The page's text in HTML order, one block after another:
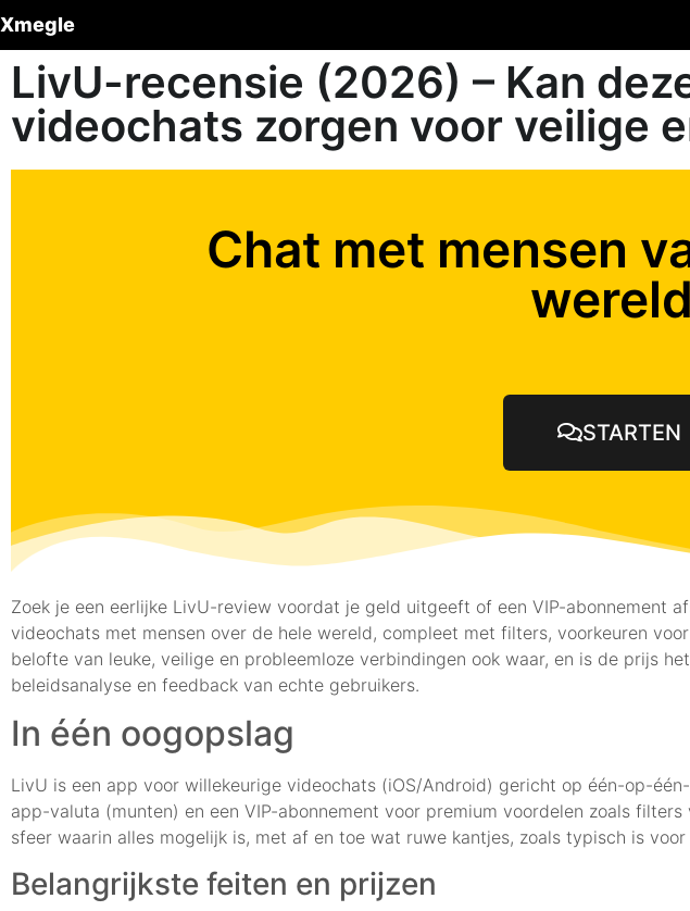
Xmegle
LivU-recensie (2026) – Kan
videochats zorgen voor veilige
Chat met mensen
STARTEN
Zoek je een eerlijke LivU-review voordat je geld uitgeeft of een VIP-abonnement
videochats met mensen over de hele wereld, compleet met filters, voorkeuren
belofte van leuke, veilige en probleemloze verbindingen ook waar, en is de prijs
beleidsanalyse en feedback van echte gebruikers.
In één oogopslag
LivU is een app voor willekeurige videochats (iOS/Android) gericht op één-op-
app-valuta (munten) en een VIP-abonnement voor premium voordelen zoals
sfeer waarin alles mogelijk is, met af en toe wat ruwe kantjes, zoals typisch is
Belangrijkste feiten en prijzen